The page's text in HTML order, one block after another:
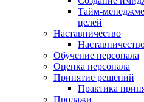
Тайм-
целей
Наставничество
Обучение персонала
Оценка персонала
Принятие решений
Практика
Продажи